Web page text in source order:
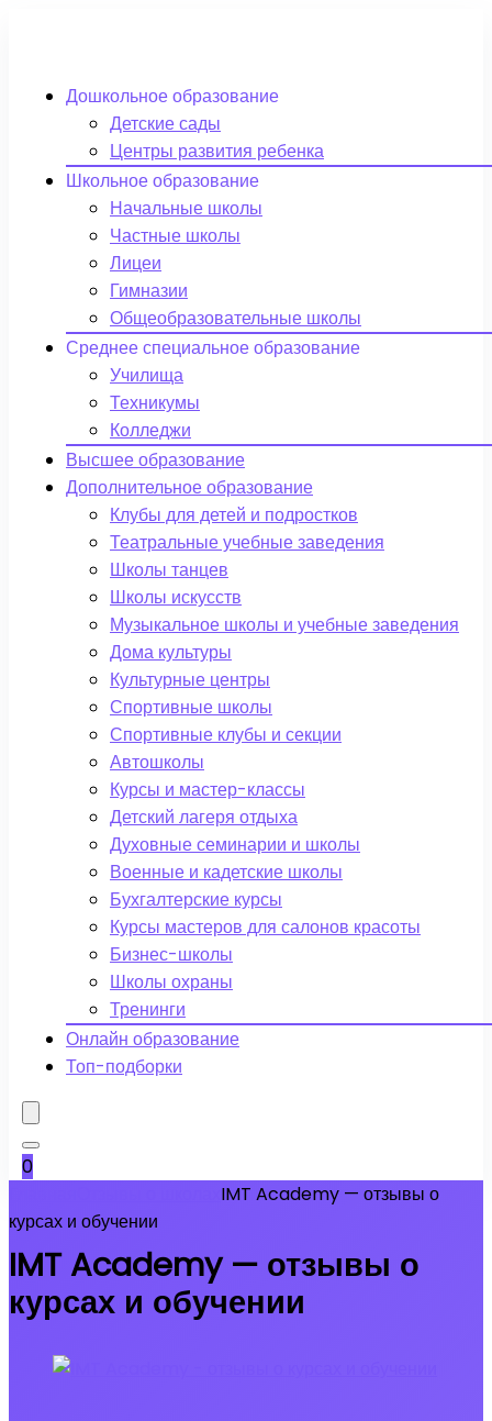
Дошкольное образование
Детские сады
Центры развития ребенка
Школьное образование
Начальные школы
Частные школы
Лицеи
Гимназии
Общеобразовательные школы
Среднее специальное образование
Училища
Техникумы
Колледжи
Высшее образование
Дополнительное образование
Клубы для детей и подростков
Театральные учебные заведения
Школы танцев
Школы искусств
Музыкальное школы и учебные заведения
Дома культуры
Культурные центры
Спортивные школы
Спортивные клубы и секции
Автошколы
Курсы и мастер-классы
Детский лагеря отдыха
Духовные семинарии и школы
Военные и кадетские школы
Бухгалтерские курсы
Курсы мастеров для салонов красоты
Бизнес-школы
Школы охраны
Тренинги
Онлайн образование
Топ-подборки
0
IMT Academy — отзывы о
курсах и обучении
IMT Academy — отзывы о
курсах и обучении